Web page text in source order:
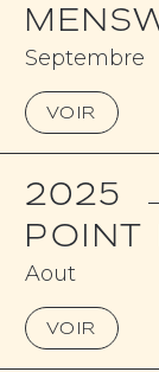
Septembre
VOIR
2025
POINT
Aout
VOIR